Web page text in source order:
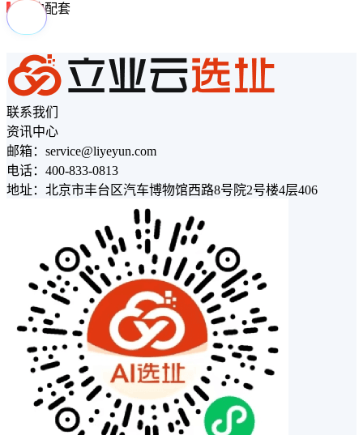
周边配套
联系我们
资讯中心
邮箱：service@liyeyun.com
电话：400-833-0813
地址：北京市丰台区汽车博物馆西路8号院2号楼4层406